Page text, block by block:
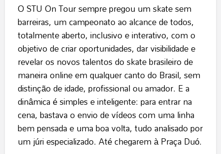
O STU On Tour sempre pregou um skate sem
barreiras, um campeonato ao alcance de todos,
totalmente aberto, inclusivo e interativo, com o
objetivo de criar oportunidades, dar visibilidade e
revelar os novos talentos do skate brasileiro de
maneira online em qualquer canto do Brasil, sem
distinção de idade, profissional ou amador. E a
dinâmica é simples e inteligente: para entrar na
cena, bastava o envio de vídeos com uma linha
bem pensada e uma boa volta, tudo analisado por
um júri especializado. Até chegarem à Praça Duó.